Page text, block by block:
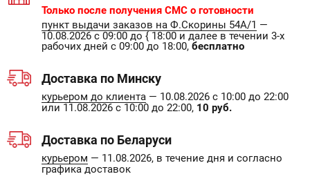
Только после получения СМС о готовности
пункт выдачи заказов на Ф.Скорины 54А/1 —
10.08.2026 с 09:00 до { 18:00 и далее в течении 3-х
рабочих дней с 09:00 до 18:00, бесплатно
Доставка по Минску
курьером до клиента — 10.08.2026 с 10:00 до 22:00
или 11.08.2026 с 10:00 до 22:00, 10 руб.
Доставка по Беларуси
курьером — 11.08.2026, в течение дня и согласно
графика доставок